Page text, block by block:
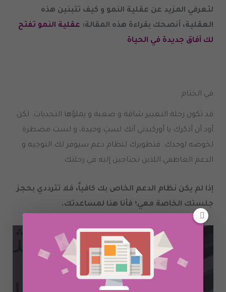
لتعرفي المزيد عن عقلية النمو و كيف تتبنين هذه
العقلية، أنصحك بقراءة هذه المقالة: عقلية النمو تفتح
لك آفاق جديدة في الحياة
في الختام
قد تكون رحلة التغيير شاقة و صعبة و يملؤها التحديات. لكن
أود أن أذكرك يا أوركيدتي أنك لستِ وحيدة، و لست مضطرة
لخوضه لوحدك. فتطويرك لنظام دعم سيوفر لك التوجيه و
الدعم العاطفي اللذين تحتاجين إليه في رحلتك
إذا لم يكن نظام الدعم الخاص بك كافياً، فلا تترددي بحجز
جلستك الخاصة معي؛ فأنا هنا لمساعدتك.